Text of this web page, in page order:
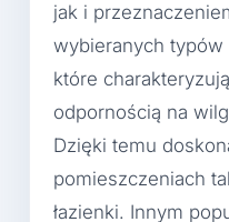
jak i
wybieranych typów
które
odpornością na
Dzięki temu
pomieszczeniach
łazienki. Innym